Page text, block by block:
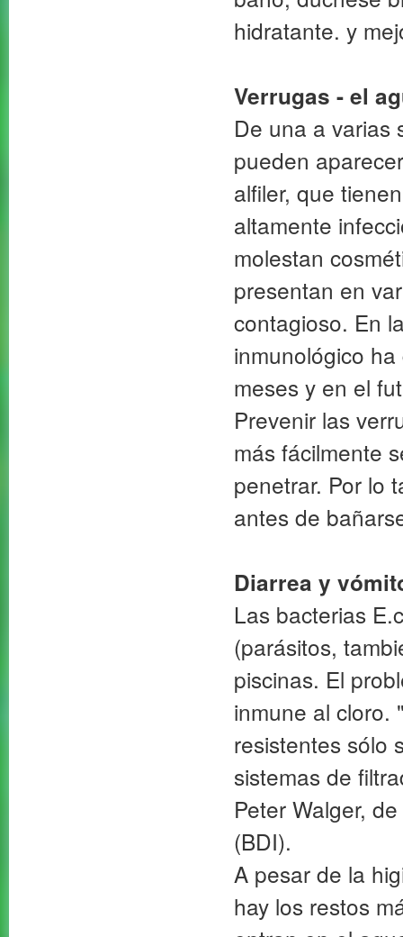
hidratante. y
Verrugas - el
De una a varias
pueden
alfiler, que
altamente
molestan
presentan en
contagioso. En
inmunológico
meses y en el
Prevenir las
más fácilmente
penetrar. Por lo
antes de
Diarrea y
Las bacterias
(parásitos,
piscinas. El
inmune al cloro.
resistentes sólo
sistemas de
Peter Walger,
(BDI).
A pesar de la
hay los restos